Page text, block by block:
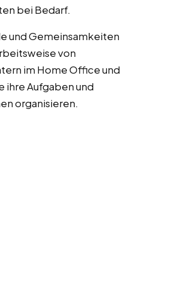
bei Bedarf.
und Gemeinsamkeiten
von
im Home Office und
ihre Aufgaben und
organisieren.